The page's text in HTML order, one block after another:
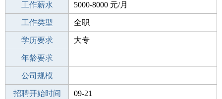
工作薪水 5000-8000 元/月
招聘人数 1人
工作类型 全职
性别要求 -
学历要求 大专
工作经验
年龄要求
工作地点
公司规模
公司电话
招聘开始时间 09-21